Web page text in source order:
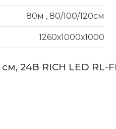
80м ,80/100/120см
1260х1000х1000
24В RICH LED RL-